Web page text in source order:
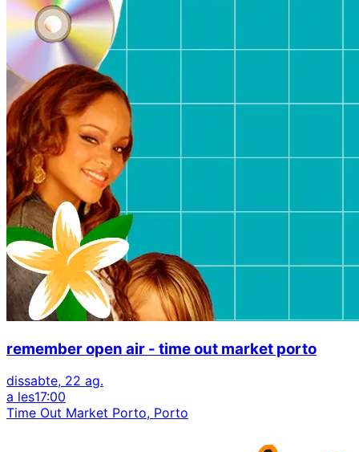
remember open air - time out market porto
dissabte, 22 ag.
a les17:00
Time Out Market Porto, Porto